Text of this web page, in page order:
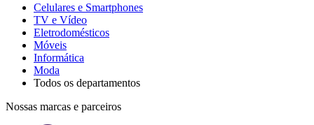
Celulares e Smartphones
TV e Vídeo
Eletrodomésticos
Móveis
Informática
Moda
Todos os departamentos
Nossas marcas e parceiros